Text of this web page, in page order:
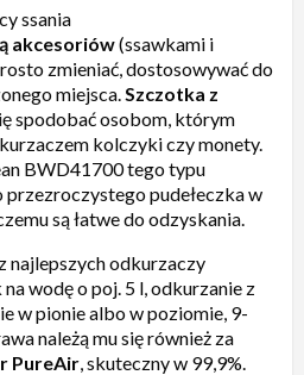
ssania
akcesoriów(ssawkami i
zmieniać, dostosowywać do
miejsca.Szczotka z
spodobać osobom, którym
kolczyki czy monety.
BWD41700 tego typu
pudełeczka w
są łatwe do odzyskania.
najlepszych odkurzaczy
wodę o poj. 5 l, odkurzanie z
w pionie albo w poziomie, 9-
należą mu się również za
PureAir, skuteczny w 99,9%.